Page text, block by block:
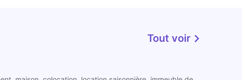
Tout voir